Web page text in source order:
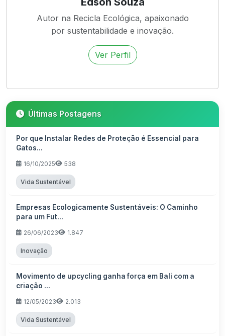
Autor na Recicla Ecológica, apaixonado
por sustentabilidade e inovação.
Ver Perfil
Últimas Postagens
Por que Instalar Redes de Proteção é Essencial para
Gatos...
16/10/2025 538
Vida Sustentável
Empresas Ecologicamente Sustentáveis: O Caminho
para um Fut...
26/06/2023 1.847
Inovação
Movimento de upcycling ganha força em Bali com a
criação ...
12/05/2023 2.013
Vida Sustentável